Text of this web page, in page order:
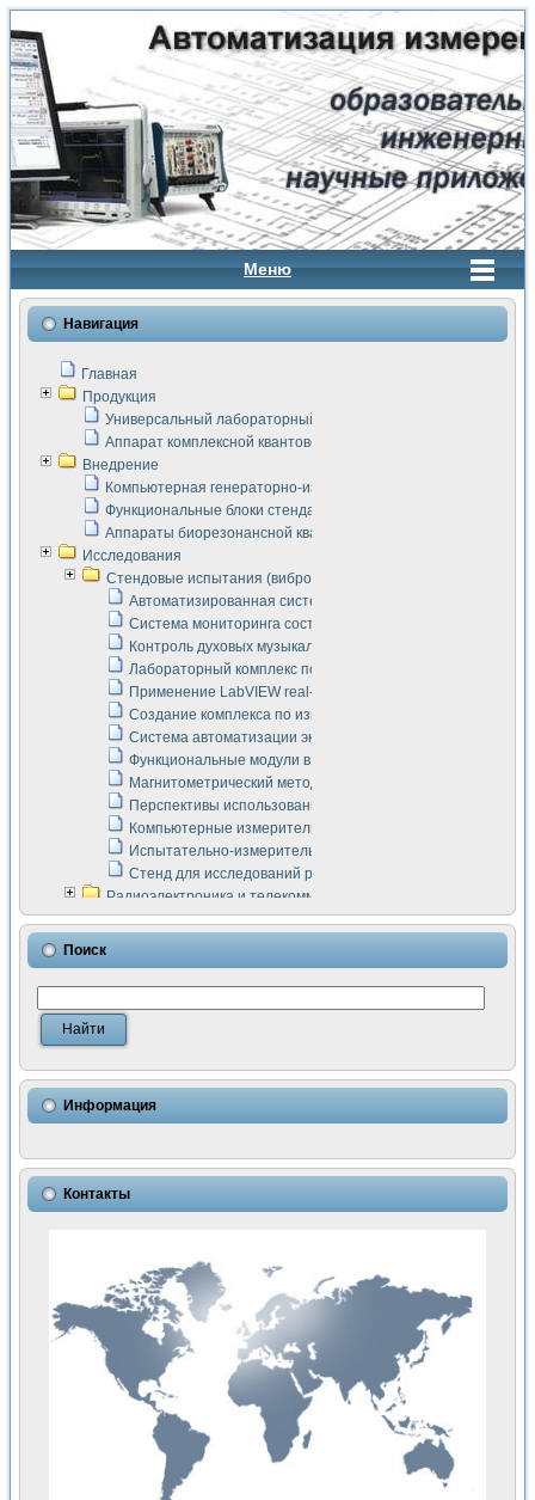
Меню
Навигация
Главная
Продукция
Универсальный лабораторный стенд "Сигнал-USB"
Аппарат комплексной квантовой терапии Интроскан
Внедрение
Компьютерная генераторно-измерительная система
Функциональные блоки стенда "Сигнал-USB"
Аппараты биорезонансной квантовой терапии серии СКАН
Исследования
Стендовые испытания (виброакустика, тензометрия и т.п.)
Автоматизированная система измерения параметров
Система мониторинга состояния тяговых
Контроль духовых музыкальных инструментов
Лабораторный комплекс по исследованию элементной
Применение LabVIEW real-time module для
Создание комплекса по измерению скорости подвижного
Система автоматизации экспериментальных
Функциональные модули в стандарте Nl SCXI для
Магнитометрический метод в дефектоскопии сварных
Перспективы использования машинного зрения в
Компьютерные измерительные системы для
Испытательно-измерительный комплекс аппаратуры для
Стенд для исследований рабочих процессов ДВС в
Радиоэлектроника и телекоммуникации
LabVIEW в расчетах радиолиний систем передачи данных
Аппаратно-программный комплекс для исследования
Виртуальный лабораторный стенд для исследования
Измерение шумовых параметров операционных
Измерительный преобразователь на основе цифровой
Использование NI LabVIEW для математического
Исследовние возможности создания измерителя ВАХ
Математическое моделирование генератора сигналов -
Применение осциллографического модуля с высоким
Симуляция отклика импульсного радиолокационного
Автоматизация формирования уравнений состояния для
Разработка автоматизированного стенда для измерения
Применение среды LabVIEW для построения картины
Портативная система для определения показателей
Использование LabVIEW для управления источником
Устройство для снятия вольт-амперных характеристик
Передовые научные технологии: нано-, фемто-,
Автоматизированная установка по измерению временных
Автоматизированный лабораторный комплекс на базе
Визуализация моделирования и оптимизации тепловой
Виртуальный прибор для исследования функциональных
Исследование возможности создания экономичного
Поиск
Информация
Контакты